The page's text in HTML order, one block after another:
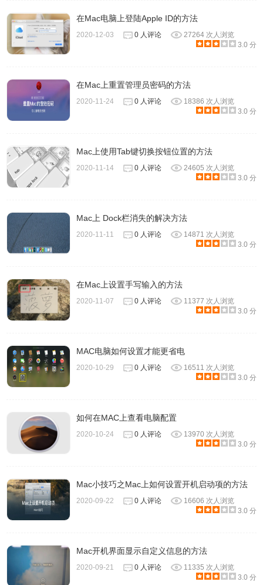
在Mac电脑上登陆Apple ID的方法
2020-12-03 0 人评论
27264 次人浏览
3.0 分
在Mac上重置管理员密码的方法
2020-11-24 0 人评论
18386 次人浏览
3.0 分
Mac上使用Tab键切换按钮位置的方法
2020-11-14 0 人评论
24605 次人浏览
3.0 分
Mac上 Dock栏消失的解决方法
2020-11-11 0 人评论
14871 次人浏览
3.0 分
在Mac上设置手写输入的方法
2020-11-07 0 人评论
11377 次人浏览
3.0 分
MAC电脑如何设置才能更省电
2020-10-29 0 人评论
16511 次人浏览
3.0 分
如何在MAC上查看电脑配置
2020-10-24 0 人评论
13970 次人浏览
3.0 分
Mac小技巧之Mac上如何设置开机启动项的方法
2020-09-22 0 人评论
16606 次人浏览
3.0 分
Mac开机界面显示自定义信息的方法
2020-09-21 0 人评论
11335 次人浏览
3.0 分